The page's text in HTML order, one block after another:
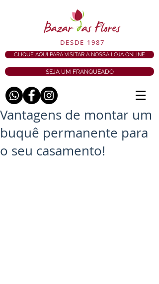
DESDE 1987
CLIQUE AQUI PARA VISITAR A NOSSA LOJA ONLINE
SEJA UM FRANQUEADO
Vantagens de montar um
buquê permanente para
o seu casamento!